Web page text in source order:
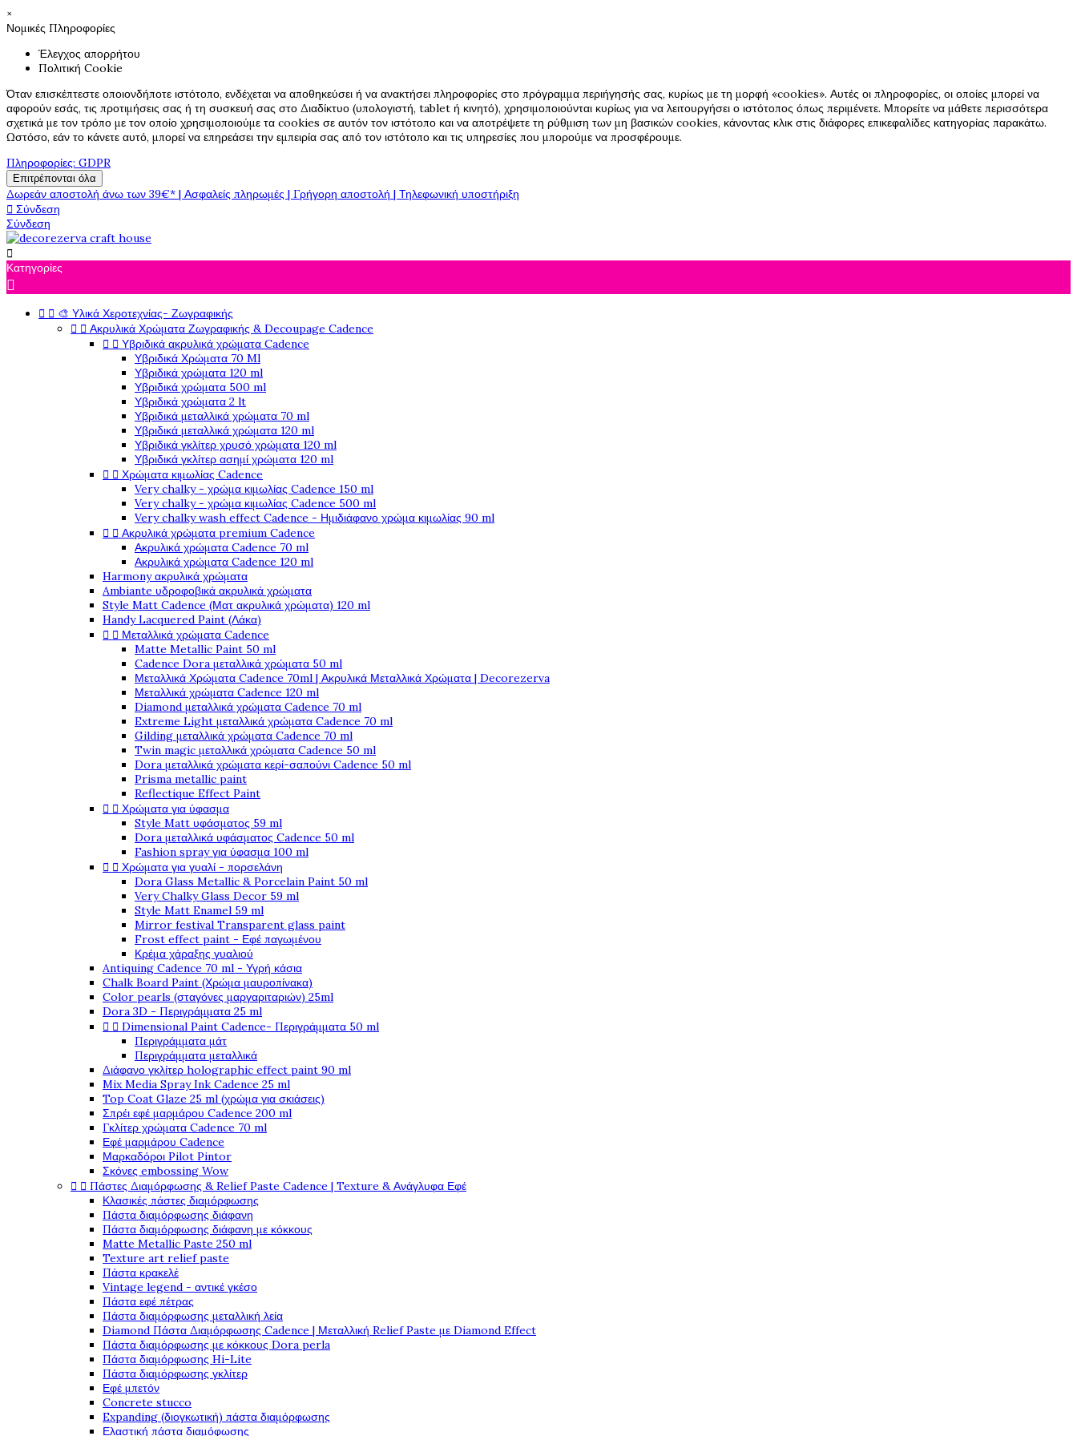
×
Νομικές Πληροφορίες
Έλεγχος απορρήτου
Πολιτική Cookie
Όταν επισκέπτεστε οποιονδήποτε ιστότοπο, ενδέχεται να αποθηκεύσει ή να ανακτήσει πληροφορίες στο πρόγραμμα περιήγησής σας, κυρίως με τη μορφή «cookies». Αυτές οι πληροφορίες, οι οποίες μπορεί να
αφορούν εσάς, τις προτιμήσεις σας ή τη συσκευή σας στο Διαδίκτυο (υπολογιστή, tablet ή κινητό), χρησιμοποιούνται κυρίως για να λειτουργήσει ο ιστότοπος όπως περιμένετε. Μπορείτε να μάθετε περισσότερα
σχετικά με τον τρόπο με τον οποίο χρησιμοποιούμε τα cookies σε αυτόν τον ιστότοπο και να αποτρέψετε τη ρύθμιση των μη βασικών cookies, κάνοντας κλικ στις διάφορες επικεφαλίδες κατηγορίας παρακάτω.
Ωστόσο, εάν το κάνετε αυτό, μπορεί να επηρεάσει την εμπειρία σας από τον ιστότοπο και τις υπηρεσίες που μπορούμε να προσφέρουμε.
Πληροφορίες: GDPR
Επιτρέπονται όλα
Δωρεάν αποστολή άνω των 39€* | Ασφαλείς πληρωμές | Γρήγορη αποστολή | Τηλεφωνική υποστήριξη
 Σύνδεση
Σύνδεση

Κατηγορίες

  🎨 Υλικά Χεροτεχνίας- Ζωγραφικής
  Ακρυλικά Χρώματα Ζωγραφικής & Decoupage Cadence
  Υβριδικά ακρυλικά χρώματα Cadence
Υβριδικά Χρώματα 70 Ml
Υβριδικά χρώματα 120 ml
Υβριδικά χρώματα 500 ml
Υβριδικά χρώματα 2 lt
Υβριδικά μεταλλικά χρώματα 70 ml
Υβριδικά μεταλλικά χρώματα 120 ml
Υβριδικά γκλίτερ χρυσό χρώματα 120 ml
Υβριδικά γκλίτερ ασημί χρώματα 120 ml
  Χρώματα κιμωλίας Cadence
Very chalky - χρώμα κιμωλίας Cadence 150 ml
Very chalky - χρώμα κιμωλίας Cadence 500 ml
Very chalky wash effect Cadence - Ημιδιάφανο χρώμα κιμωλίας 90 ml
  Ακρυλικά χρώματα premium Cadence
Ακρυλικά χρώματα Cadence 70 ml
Ακρυλικά χρώματα Cadence 120 ml
Harmony ακρυλικά χρώματα
Ambiante υδροφοβικά ακρυλικά χρώματα
Style Matt Cadence (Ματ ακρυλικά χρώματα) 120 ml
Handy Lacquered Paint (Λάκα)
  Μεταλλικά χρώματα Cadence
Matte Metallic Paint 50 ml
Cadence Dora μεταλλικά χρώματα 50 ml
Μεταλλικά Χρώματα Cadence 70ml | Ακρυλικά Μεταλλικά Χρώματα | Decorezerva
Μεταλλικά χρώματα Cadence 120 ml
Diamond μεταλλικά χρώματα Cadence 70 ml
Extreme Light μεταλλικά χρώματα Cadence 70 ml
Gilding μεταλλικά χρώματα Cadence 70 ml
Twin magic μεταλλικά χρώματα Cadence 50 ml
Dora μεταλλικά χρώματα κερί-σαπούνι Cadence 50 ml
Prisma metallic paint
Reflectique Effect Paint
  Χρώματα για ύφασμα
Style Matt υφάσματος 59 ml
Dora μεταλλικά υφάσματος Cadence 50 ml
Fashion spray για ύφασμα 100 ml
  Χρώματα για γυαλί - πορσελάνη
Dora Glass Metallic & Porcelain Paint 50 ml
Very Chalky Glass Decor 59 ml
Style Matt Enamel 59 ml
Mirror festival Transparent glass paint
Frost effect paint - Εφέ παγωμένου
Κρέμα χάραξης γυαλιού
Antiquing Cadence 70 ml - Υγρή κάσια
Chalk Board Paint (Χρώμα μαυροπίνακα)
Color pearls (σταγόνες μαργαριταριών) 25ml
Dora 3D - Περιγράμματα 25 ml
  Dimensional Paint Cadence- Περιγράμματα 50 ml
Περιγράμματα μάτ
Περιγράμματα μεταλλικά
Διάφανο γκλίτερ holographic effect paint 90 ml
Mix Media Spray Ink Cadence 25 ml
Top Coat Glaze 25 ml (χρώμα για σκιάσεις)
Σπρέι εφέ μαρμάρου Cadence 200 ml
Γκλίτερ χρώματα Cadence 70 ml
Εφέ μαρμάρου Cadence
Μαρκαδόροι Pilot Pintor
Σκόνες embossing Wow
  Πάστες Διαμόρφωσης & Relief Paste Cadence | Texture & Ανάγλυφα Εφέ
Κλασικές πάστες διαμόρφωσης
Πάστα διαμόρφωσης διάφανη
Πάστα διαμόρφωσης διάφανη με κόκκους
Matte Metallic Paste 250 ml
Texture art relief paste
Πάστα κρακελέ
Vintage legend - αντικέ γκέσο
Πάστα εφέ πέτρας
Πάστα διαμόρφωσης μεταλλική λεία
Diamond Πάστα Διαμόρφωσης Cadence | Μεταλλική Relief Paste με Diamond Effect
Πάστα διαμόρφωσης με κόκκους Dora perla
Πάστα διαμόρφωσης Hi-Lite
Πάστα διαμόρφωσης γκλίτερ
Εφέ μπετόν
Concrete stucco
Expanding (διογκωτική) πάστα διαμόρφωσης
Ελαστική πάστα διαμόφωσης